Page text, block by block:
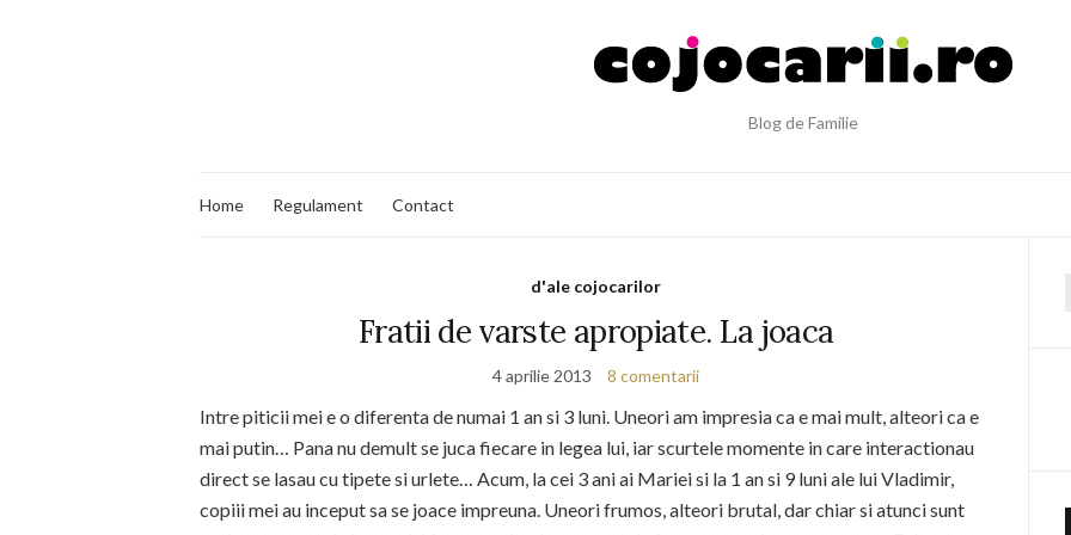
Blog de Familie
Home Regulament Contact
d'ale cojocarilor
Fratii de varste apropiate. La joaca
4 aprilie 2013 8 comentarii
Intre piticii mei e o diferenta de numai 1 an si 3 luni. Uneori am impresia ca e mai mult, alteori ca e
mai putin… Pana nu demult se juca fiecare in legea lui, iar scurtele momente in care interactionau
direct se lasau cu tipete si urlete… Acum, la cei 3 ani ai Mariei si la 1 an si 9 luni ale lui Vladimir,
copiii mei au inceput sa se joace impreuna. Uneori frumos, alteori brutal, dar chiar si atunci sunt